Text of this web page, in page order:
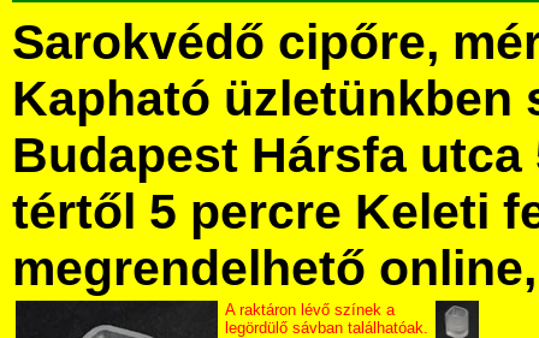
Sarokvédő cipőre,
Kapható üzletünkben
Budapest Hársfa utca
tértől 5 percre Keleti
megrendelhető
A raktáron lévő színek a
legördülő sávban találhatóak.